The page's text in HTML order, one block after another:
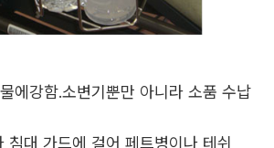
에강함.소변기뿐만 아니라 소품 수납
침대 가드에 걸어 페트병이나 테쉬